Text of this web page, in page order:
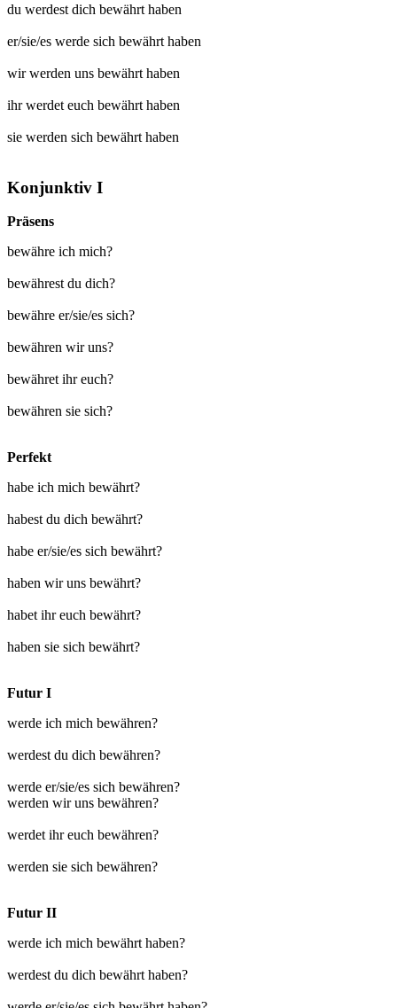
du werdest dich bewährt haben
er/sie/es werde sich bewährt haben
wir werden uns bewährt haben
ihr werdet euch bewährt haben
sie werden sich bewährt haben
Konjunktiv I
Präsens
bewähre ich mich?
bewährest du dich?
bewähre er/sie/es sich?
bewähren wir uns?
bewähret ihr euch?
bewähren sie sich?
Perfekt
habe ich mich bewährt?
habest du dich bewährt?
habe er/sie/es sich bewährt?
haben wir uns bewährt?
habet ihr euch bewährt?
haben sie sich bewährt?
Futur I
werde ich mich bewähren?
werdest du dich bewähren?
werde er/sie/es sich bewähren?
werden wir uns bewähren?
werdet ihr euch bewähren?
werden sie sich bewähren?
Futur II
werde ich mich bewährt haben?
werdest du dich bewährt haben?